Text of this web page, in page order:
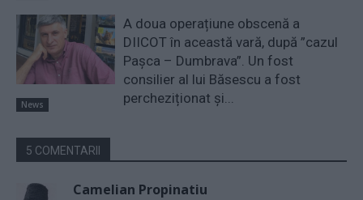
News
A doua operațiune obscenă a
DIICOT în această vară, după ”cazul
Pașca – Dumbrava”. Un fost
consilier al lui Băsescu a fost
percheziționat și...
5 COMENTARII
Camelian Propinatiu